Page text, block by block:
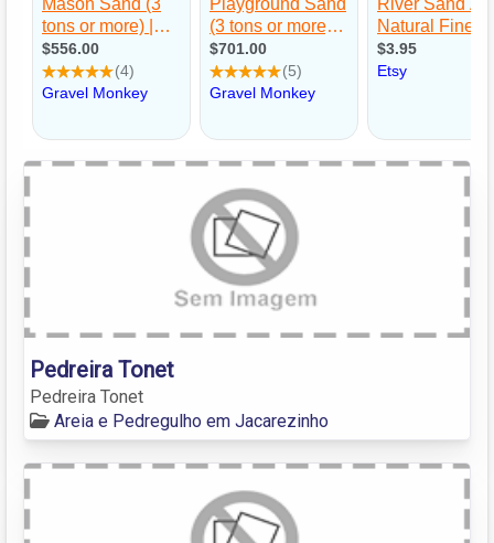
Pedreira Tonet
Pedreira Tonet
Areia e Pedregulho em Jacarezinho